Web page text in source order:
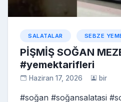
SALATALAR SEBZE
PİŞMİŞ SOĞAN
#yemektarifleri
Haziran 17, 2026 bir
#soğan #soğansalatasi